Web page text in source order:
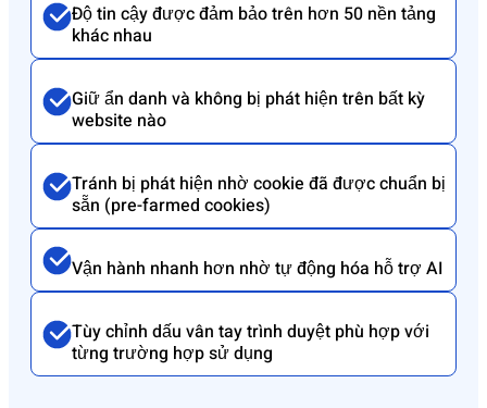
Độ tin cậy được đảm bảo trên hơn 50 nền tảng
khác nhau
Giữ ẩn danh và không bị phát hiện trên bất kỳ
website nào
Tránh bị phát hiện nhờ cookie đã được chuẩn bị
sẵn (pre-farmed cookies)
Vận hành nhanh hơn nhờ tự động hóa hỗ trợ AI
Tùy chỉnh dấu vân tay trình duyệt phù hợp với
từng trường hợp sử dụng